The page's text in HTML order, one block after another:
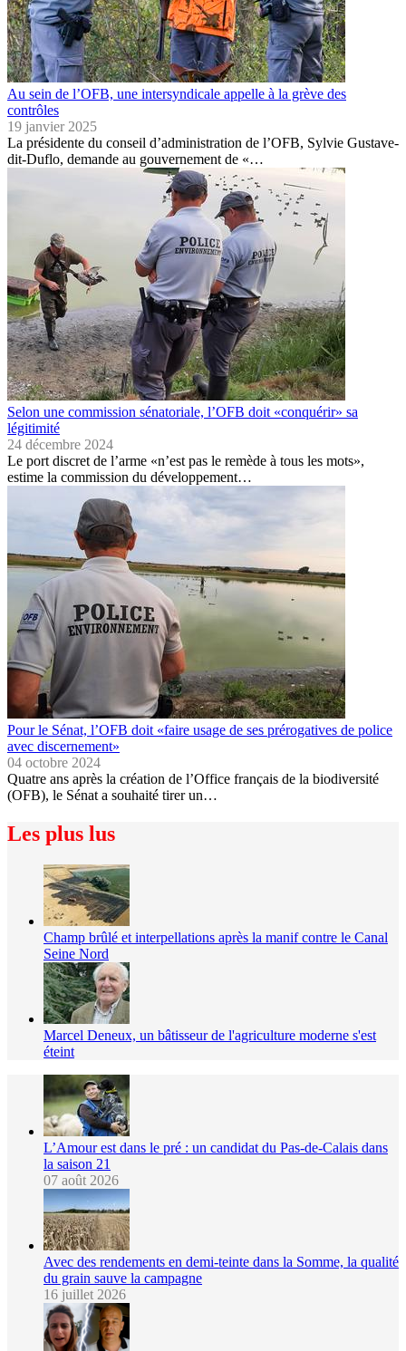
Au sein de l’OFB, une intersyndicale appelle à la grève des
contrôles
19 janvier 2025
La présidente du conseil d’administration de l’OFB, Sylvie Gustave-
dit-Duflo, demande au gouvernement de «…
Selon une commission sénatoriale, l’OFB doit «conquérir» sa
légitimité
24 décembre 2024
Le port discret de l’arme «n’est pas le remède à tous les mots»,
estime la commission du développement…
Pour le Sénat, l’OFB doit «faire usage de ses prérogatives de police
avec discernement»
04 octobre 2024
Quatre ans après la création de l’Office français de la biodiversité
(OFB), le Sénat a souhaité tirer un…
Les plus lus
Champ brûlé et interpellations après la manif contre le Canal
Seine Nord
Marcel Deneux, un bâtisseur de l'agriculture moderne s'est
éteint
L’Amour est dans le pré : un candidat du Pas-de-Calais dans
la saison 21
07 août 2026
Avec des rendements en demi-teinte dans la Somme, la qualité
du grain sauve la campagne
16 juillet 2026